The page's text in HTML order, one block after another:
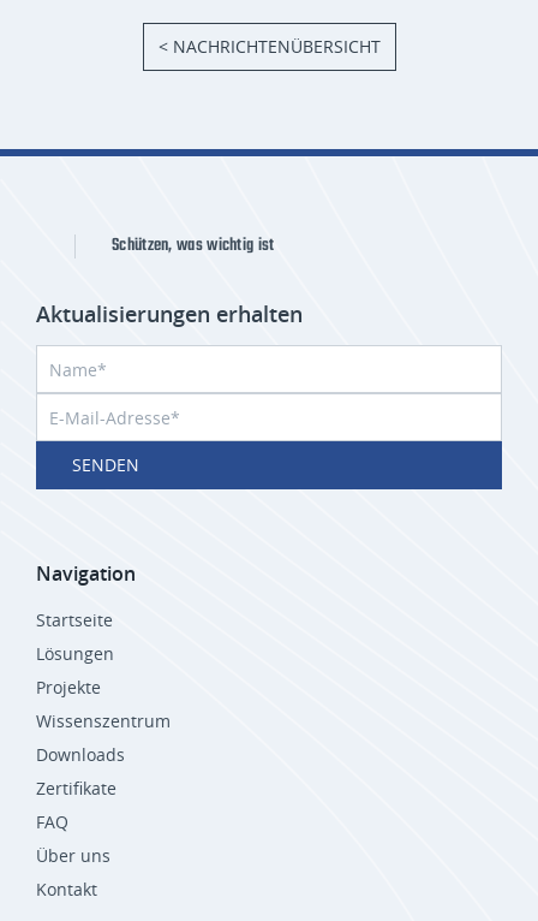
< NACHRICHTENÜBERSICHT
Schützen, was wichtig ist
Aktualisierungen erhalten
SENDEN
Navigation
Startseite
Lösungen
Projekte
Wissenszentrum
Downloads
Zertifikate
FAQ
Über uns
Kontakt